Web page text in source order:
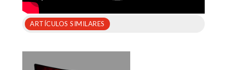
ARTÍCULOS SIMILARES